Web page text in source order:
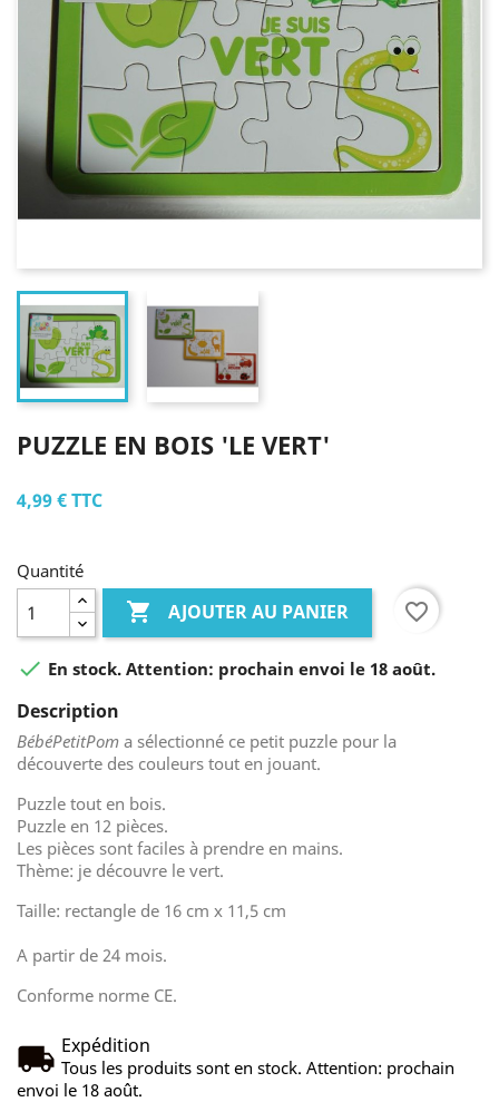
PUZZLE EN BOIS 'LE VERT'
4,99 €TTC
Quantité
 AJOUTER AU PANIER favorite_border
 En stock. Attention: prochain envoi le 18 août.
Description
BébéPetitPom a sélectionné ce petit puzzle pour la
découverte des couleurs tout en jouant.
Puzzle tout en bois.
Puzzle en 12 pièces.
Les pièces sont faciles à prendre en mains.
Thème: je découvre le vert.
Taille: rectangle de 16 cm x 11,5 cm
A partir de 24 mois.
Conforme norme CE.
Expédition
Tous les produits sont en stock. Attention: prochain
envoi le 18 août.